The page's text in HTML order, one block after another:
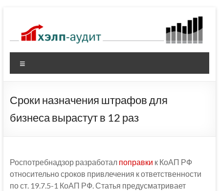
содержимому
Сроки назначения штрафов для
бизнеса вырастут в 12 раз
Роспотребнадзор разработал поправки к КоАП РФ
относительно сроков привлечения к ответственности
по ст. 19.7.5-1 КоАП РФ. Статья предусматривает